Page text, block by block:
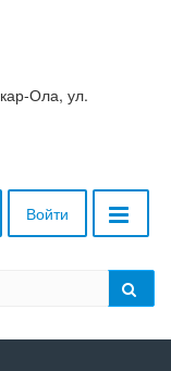
Ола, ул.
Войти